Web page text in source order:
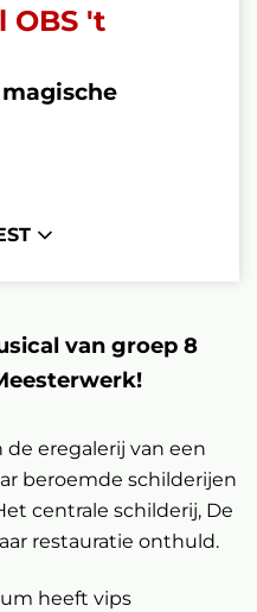
OBS 't
van groep 8
de eregalerij van een
beroemde schilderijen
centrale schilderij, De
restauratie onthuld.
heeft vips